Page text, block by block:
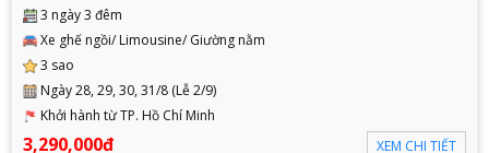
3 ngày 3 đêm
Xe ghế ngồi/ Limousine/ Giường nằm
3 sao
Ngày 28, 29, 30, 31/8 (Lễ 2/9)
Khởi hành từ TP. Hồ Chí Minh
3,290,000đ XEM CHI TIẾT